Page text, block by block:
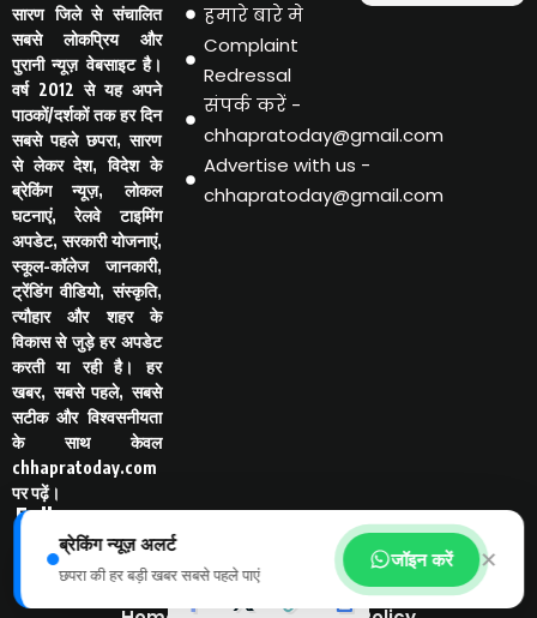
सारण जिले से संचालित
सबसे लोकप्रिय और
पुरानी न्यूज़ वेबसाइट है।
वर्ष 2012 से यह अपने
पाठकों/दर्शकों तक हर दिन
सबसे पहले छपरा, सारण
से लेकर देश, विदेश के
ब्रेकिंग न्यूज़, लोकल
घटनाएं, रेलवे टाइमिंग
अपडेट, सरकारी योजनाएं,
स्कूल-कॉलेज जानकारी,
ट्रेंडिंग वीडियो, संस्कृति,
त्यौहार और शहर के
विकास से जुड़े हर अपडेट
करती या रही है। हर
खबर, सबसे पहले, सबसे
सटीक और विश्वसनीयता
के साथ केवल
chhapratoday.com
पर पढ़ें।
Follo
w Us
हमारे बारे मे
Complaint
Redressal
संपर्क करें -
chhapratoday@gmail.com
Advertise with us -
chhapratoday@gmail.com
ब्रेकिंग न्यूज़ अलर्ट
छपरा की हर बड़ी खबर सबसे पहले पाएं
जॉइन करें ✕